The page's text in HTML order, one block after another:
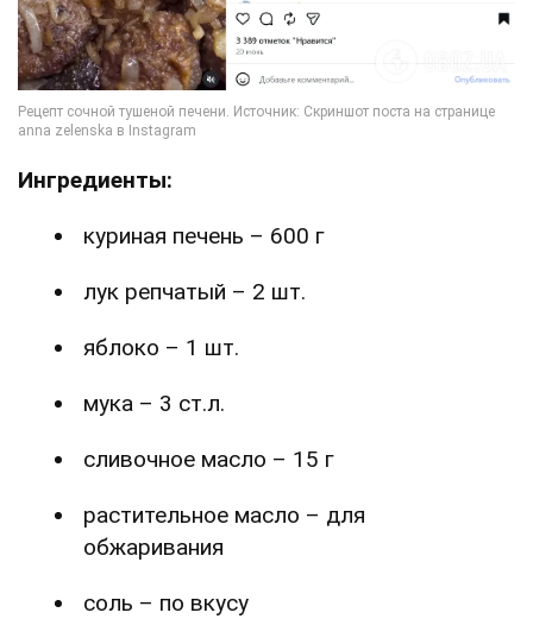
Ингредиенты:
куриная печень – 600 г
лук репчатый – 2 шт.
яблоко – 1 шт.
мука – 3 ст.л.
сливочное масло – 15 г
растительное масло – для
обжаривания
соль – по вкусу